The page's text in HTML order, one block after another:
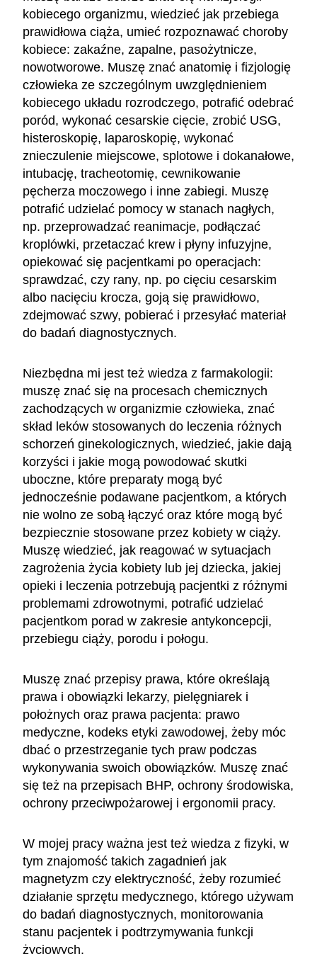
kobiecego organizmu, wiedzieć jak przebiega
prawidłowa ciąża, umieć rozpoznawać choroby
kobiece: zakaźne, zapalne, pasożytnicze,
nowotworowe. Muszę znać anatomię i fizjologię
człowieka ze szczególnym uwzględnieniem
kobiecego układu rozrodczego, potrafić odebrać
poród, wykonać cesarskie cięcie, zrobić USG,
histeroskopię, laparoskopię, wykonać
znieczulenie miejscowe, splotowe i dokanałowe,
intubację, tracheotomię, cewnikowanie
pęcherza moczowego i inne zabiegi. Muszę
potrafić udzielać pomocy w stanach nagłych,
np. przeprowadzać reanimacje, podłączać
kroplówki, przetaczać krew i płyny infuzyjne,
opiekować się pacjentkami po operacjach:
sprawdzać, czy rany, np. po cięciu cesarskim
albo nacięciu krocza, goją się prawidłowo,
zdejmować szwy, pobierać i przesyłać materiał
do badań diagnostycznych.
Niezbędna mi jest też wiedza z farmakologii:
muszę znać się na procesach chemicznych
zachodzących w organizmie człowieka, znać
skład leków stosowanych do leczenia różnych
schorzeń ginekologicznych, wiedzieć, jakie dają
korzyści i jakie mogą powodować skutki
uboczne, które preparaty mogą być
jednocześnie podawane pacjentkom, a których
nie wolno ze sobą łączyć oraz które mogą być
bezpiecznie stosowane przez kobiety w ciąży.
Muszę wiedzieć, jak reagować w sytuacjach
zagrożenia życia kobiety lub jej dziecka, jakiej
opieki i leczenia potrzebują pacjentki z różnymi
problemami zdrowotnymi, potrafić udzielać
pacjentkom porad w zakresie antykoncepcji,
przebiegu ciąży, porodu i połogu.
Muszę znać przepisy prawa, które określają
prawa i obowiązki lekarzy, pielęgniarek i
położnych oraz prawa pacjenta: prawo
medyczne, kodeks etyki zawodowej, żeby móc
dbać o przestrzeganie tych praw podczas
wykonywania swoich obowiązków. Muszę znać
się też na przepisach BHP, ochrony środowiska,
ochrony przeciwpożarowej i ergonomii pracy.
W mojej pracy ważna jest też wiedza z fizyki, w
tym znajomość takich zagadnień jak
magnetyzm czy elektryczność, żeby rozumieć
działanie sprzętu medycznego, którego używam
do badań diagnostycznych, monitorowania
stanu pacjentek i podtrzymywania funkcji
życiowych.